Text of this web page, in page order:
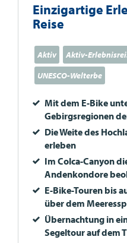
Einzigartige
Reise
Aktiv Aktiv-
UNESCO-Welterbe
Mit dem E-Bike
Gebirgsregionen
Die Weite des
erleben
Im Colca-Canyon
Andenkondore
E-Bike-Touren bis
über dem
Übernachtung in
Segeltour auf dem